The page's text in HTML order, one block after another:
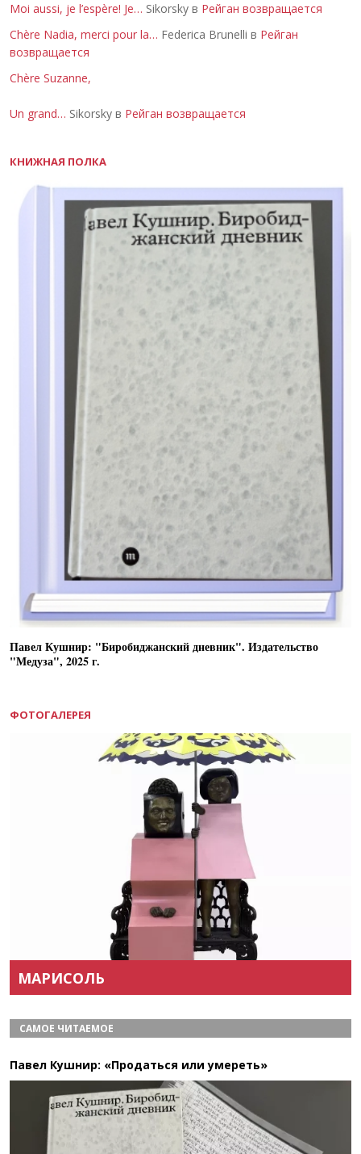
Moi aussi, je l’espère! Je… Sikorsky в Рейган возвращается
Chère Nadia, merci pour la… Federica Brunelli в Рейган
возвращается
Chère Suzanne,
Un grand… Sikorsky в Рейган возвращается
КНИЖНАЯ ПОЛКА
Павел Кушнир: "Биробиджанский дневник". Издательство
"Медуза", 2025 г.
ФОТОГАЛЕРЕЯ
МАРИСОЛЬ
САМОЕ ЧИТАЕМОЕ
Павел Кушнир: «Продаться или умереть»